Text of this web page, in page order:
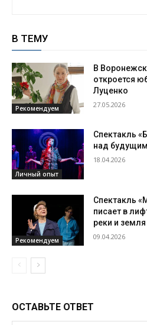
В ТЕМУ
Рекомендуем
В
откроется
Луценко
27.05.2026
Личный опыт
Спектакль
над
18.04.2026
Рекомендуем
Спектакль
писает в
реки и
09.04.2026
ОСТАВЬТЕ ОТВЕТ